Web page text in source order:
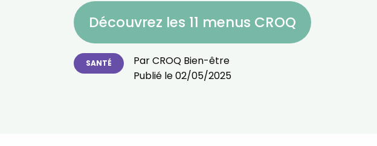
Découvrez les 11 menus CROQ
SANTÉ ParCROQ Bien-être
Publié le02/05/2025